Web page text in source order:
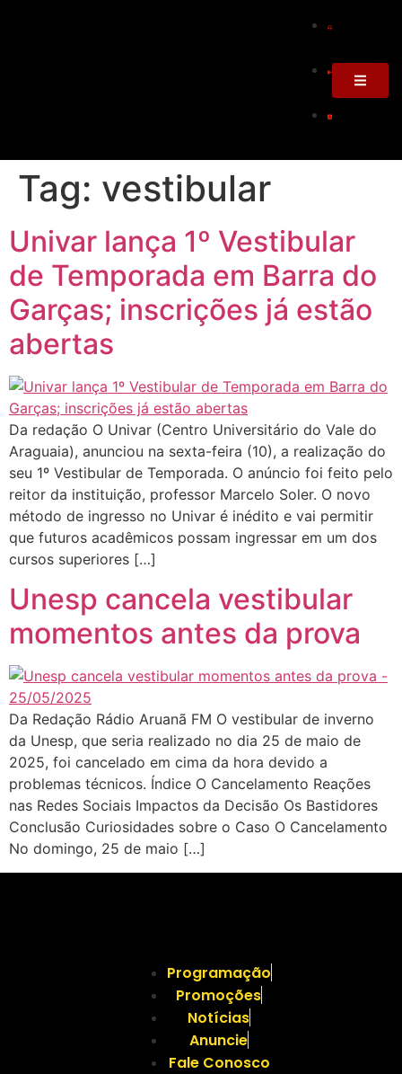
Tag: vestibular
Univar lança 1º Vestibular
de Temporada em Barra do
Garças; inscrições já estão
abertas
Da redação O Univar (Centro Universitário do Vale do
Araguaia), anunciou na sexta-feira (10), a realização do
seu 1º Vestibular de Temporada. O anúncio foi feito pelo
reitor da instituição, professor Marcelo Soler. O novo
método de ingresso no Univar é inédito e vai permitir
que futuros acadêmicos possam ingressar em um dos
cursos superiores […]
Unesp cancela vestibular
momentos antes da prova
Da Redação Rádio Aruanã FM O vestibular de inverno
da Unesp, que seria realizado no dia 25 de maio de
2025, foi cancelado em cima da hora devido a
problemas técnicos. Índice O Cancelamento Reações
nas Redes Sociais Impactos da Decisão Os Bastidores
Conclusão Curiosidades sobre o Caso O Cancelamento
No domingo, 25 de maio […]
Programação
Promoções
Notícias
Anuncie
Fale Conosco